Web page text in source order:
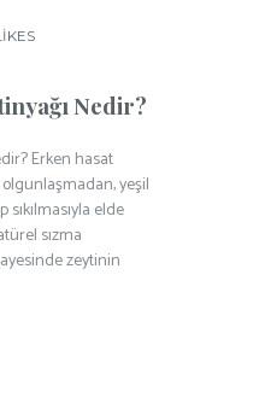
Nedir?
Erken hasat
yeşil
elde
sızma
zeytinin